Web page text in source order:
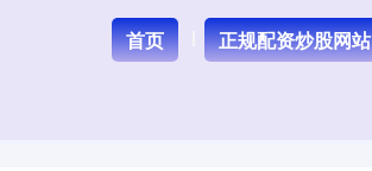
首页 正规配资炒股网站